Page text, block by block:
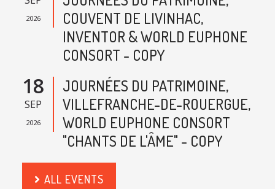
2026
COUVENT DE LIVINHAC,
INVENTOR & WORLD EUPHONE
CONSORT - COPY
18
SEP
2026
JOURNÉES DU PATRIMOINE,
VILLEFRANCHE-DE-ROUERGUE,
WORLD EUPHONE CONSORT
"CHANTS DE L'ÂME" - COPY
ALL EVENTS